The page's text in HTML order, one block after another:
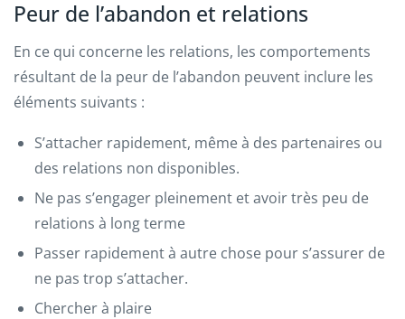
Peur de l’abandon et relations
En ce qui concerne les relations, les comportements
résultant de la peur de l’abandon peuvent inclure les
éléments suivants :
S’attacher rapidement, même à des partenaires ou
des relations non disponibles.
Ne pas s’engager pleinement et avoir très peu de
relations à long terme
Passer rapidement à autre chose pour s’assurer de
ne pas trop s’attacher.
Chercher à plaire